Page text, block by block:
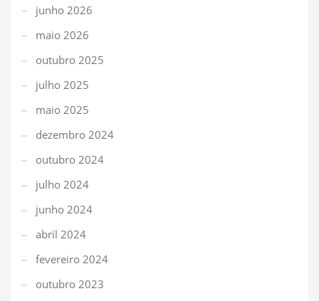
junho 2026
maio 2026
outubro 2025
julho 2025
maio 2025
dezembro 2024
outubro 2024
julho 2024
junho 2024
abril 2024
fevereiro 2024
outubro 2023